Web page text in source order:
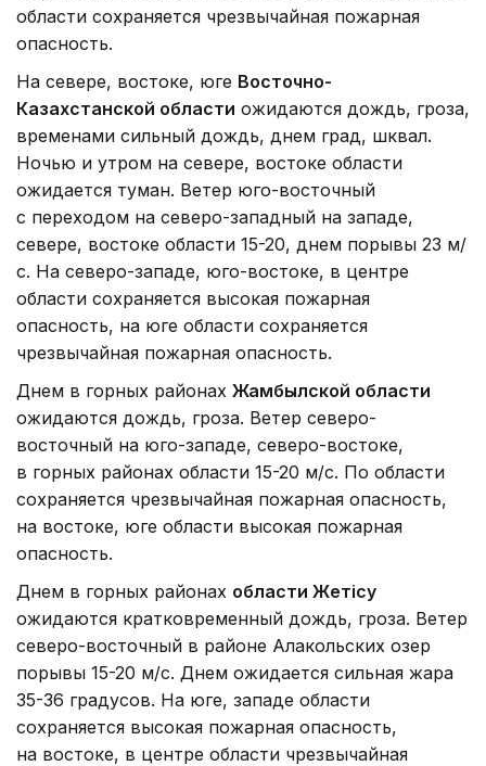
области сохраняется чрезвычайная пожарная
опасность.
На севере, востоке, юге Восточно-
Казахстанской области ожидаются дождь, гроза,
временами сильный дождь, днем град, шквал.
Ночью и утром на севере, востоке области
ожидается туман. Ветер юго-восточный
с переходом на северо-западный на западе,
севере, востоке области 15-20, днем порывы 23 м/
с. На северо-западе, юго-востоке, в центре
области сохраняется высокая пожарная
опасность, на юге области сохраняется
чрезвычайная пожарная опасность.
Днем в горных районах Жамбылской области
ожидаются дождь, гроза. Ветер северо-
восточный на юго-западе, северо-востоке,
в горных районах области 15-20 м/с. По области
сохраняется чрезвычайная пожарная опасность,
на востоке, юге области высокая пожарная
опасность.
Днем в горных районах области Жетісу
ожидаются кратковременный дождь, гроза. Ветер
северо-восточный в районе Алакольских озер
порывы 15-20 м/с. Днем ожидается сильная жара
35-36 градусов. На юге, западе области
сохраняется высокая пожарная опасность,
на востоке, в центре области чрезвычайная